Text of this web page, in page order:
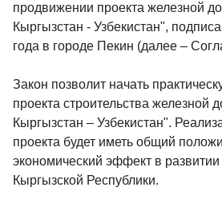
продвижении проекта железной
Кыргызстан - Узбекистан",
года в городе Пекин (далее –
Закон позволит начать
проекта строительства железной
Кыргызстан – Узбекистан".
проекта будет иметь общий
экономический эффект в развитии
Кыргызской Республики.